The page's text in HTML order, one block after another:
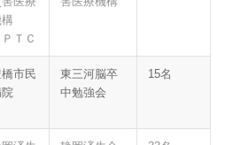
ＰＴＣ
橋市民
東三河脳卒
中勉強会
15名